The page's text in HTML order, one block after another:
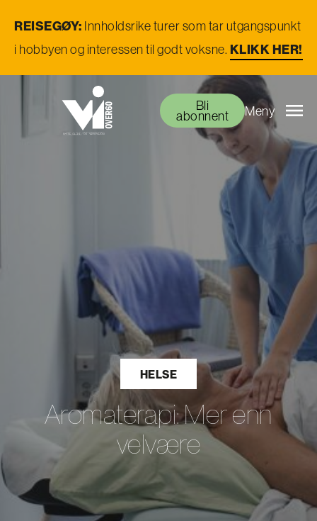
REISEGØY: Innholdsrike turer som tar utgangspunkt
i hobbyen og interessen til godt voksne.KLIKK HER!
Bli
abonnent Meny
HELSE
Aromaterapi: Mer enn
velvære